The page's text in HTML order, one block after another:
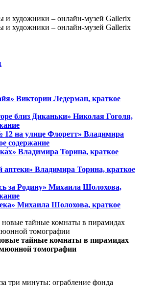
Виктории Ледерман, краткое
близ Диканьки» Николая Гоголя,
12 на улице Флоретт» Владимира
содержание
Владимира Торина, краткое
аптеки» Владимира Торина, краткое
за Родину» Михаила Шолохова,
Михаила Шолохова, краткое
тайные комнаты в пирамидах
томографии